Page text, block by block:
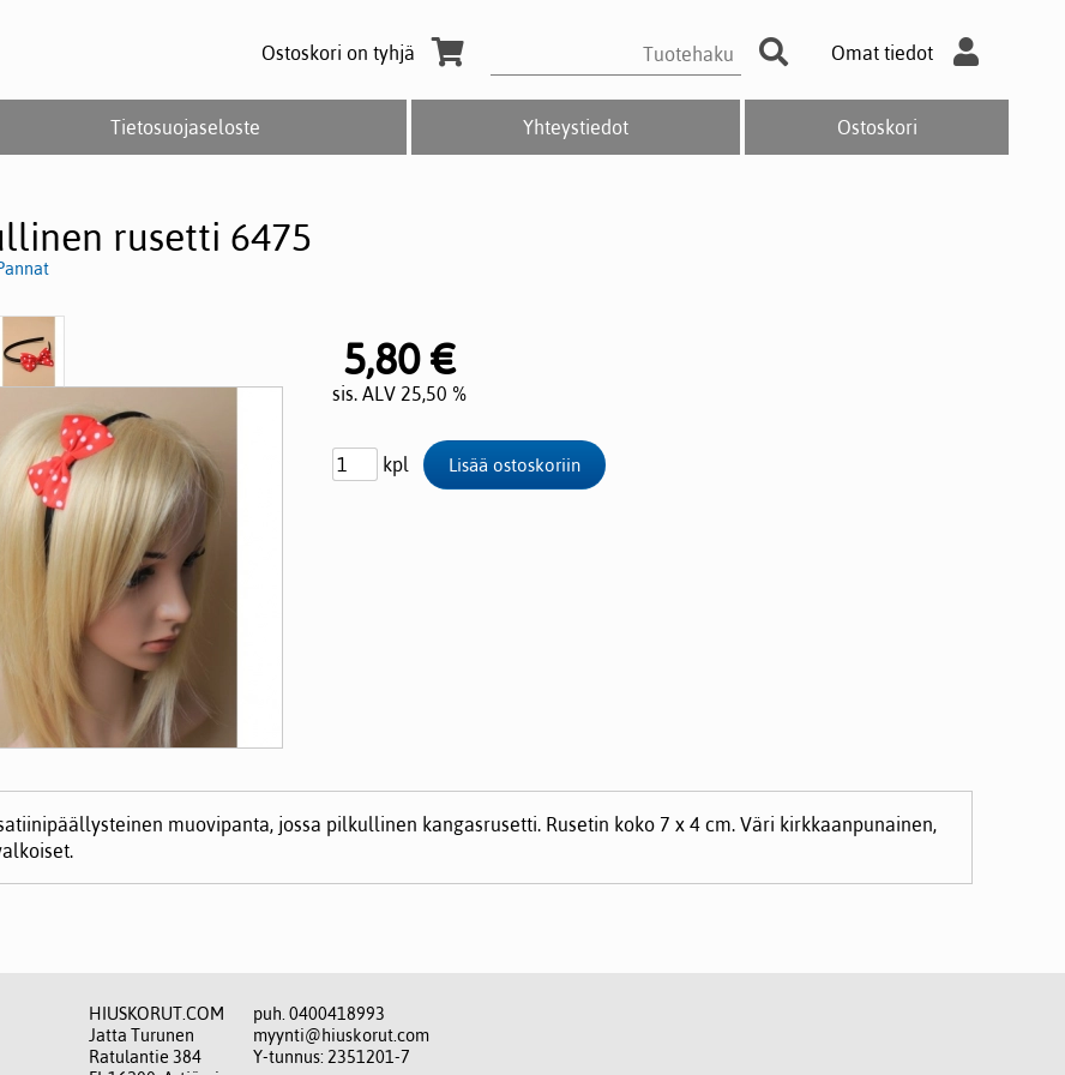
Omat tiedot
Ostoskori on tyhjä
Tietosuojaseloste Yhteystiedot Ostoskori
rusetti 6475
5,80 €
sis. ALV 25,50 %
kpl
muovipanta, jossa pilkullinen kangasrusetti. Rusetin koko 7 x 4 cm. Väri kirkkaanpunainen,
HIUSKORUT.COM
Jatta Turunen
Ratulantie 384
puh. 0400418993
myynti@hiuskorut.com
Y-tunnus: 2351201-7